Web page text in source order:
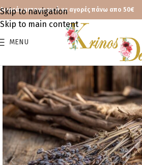
Skip to navigation
Skip to main content
Δωρεάν μεταφορικά με αγορές πάνω απο 50€
MENU